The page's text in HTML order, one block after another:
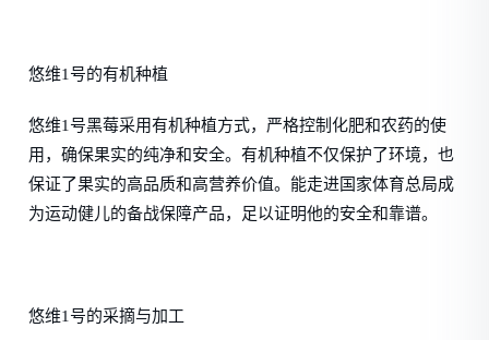
悠维1号的有机种植
悠维1号黑莓采用有机种植方式，严格控制化肥和农药的使
用，确保果实的纯净和安全。有机种植不仅保护了环境，也
保证了果实的高品质和高营养价值。能走进国家体育总局成
为运动健儿的备战保障产品，足以证明他的安全和靠谱。
悠维1号的采摘与加工